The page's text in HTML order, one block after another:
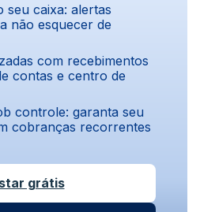
seu caixa: alertas
não esquecer de
com recebimentos
contas e centro de
controle: garanta seu
cobranças recorrentes
grátis